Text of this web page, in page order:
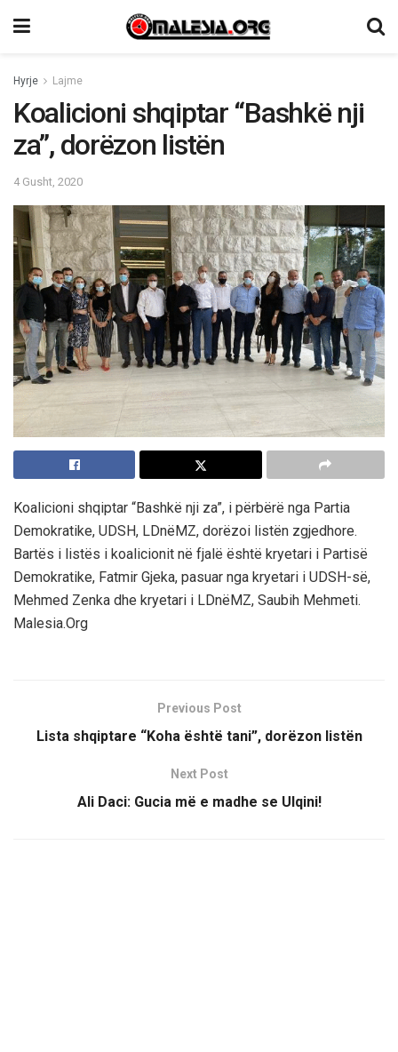
Hyrje Lajme
Koalicioni shqiptar “Bashkë nji
za”, dorëzon listën
4 Gusht, 2020
Koalicioni shqiptar “Bashkë nji za”, i përbërë nga Partia
Demokratike, UDSH, LDnëMZ, dorëzoi listën zgjedhore.
Bartës i listës i koalicionit në fjalë është kryetari i Partisë
Demokratike, Fatmir Gjeka, pasuar nga kryetari i UDSH-së,
Mehmed Zenka dhe kryetari i LDnëMZ, Saubih Mehmeti.
Malesia.Org
Previous Post
Lista shqiptare “Koha është tani”, dorëzon listën
Next Post
Ali Daci: Gucia më e madhe se Ulqini!